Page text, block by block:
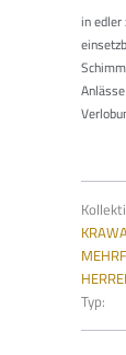
in edler
Typ: